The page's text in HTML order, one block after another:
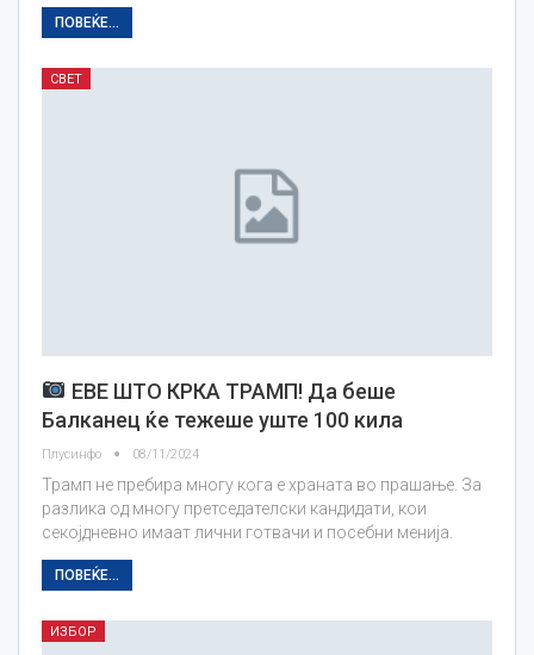
ПОВЕЌЕ...
СВЕТ
ЕВЕ ШТО КРКА ТРАМП! Да беше
Балканец ќе тежеше уште 100 кила
Плусинфо 08/11/2024
Трамп не пребира многу кога е храната во прашање. За
разлика од многу претседателски кандидати, кои
секојдневно имаат лични готвачи и посебни менијa.
ПОВЕЌЕ...
ИЗБОР